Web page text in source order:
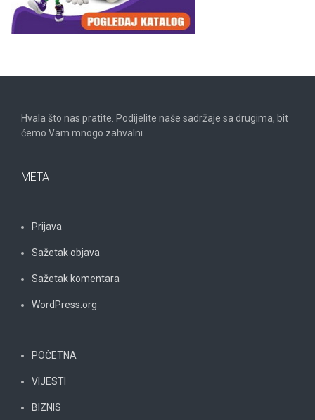
Hvala što nas pratite. Podijelite naše sadržaje sa drugima, bit
ćemo Vam mnogo zahvalni.
META
Prijava
Sažetak objava
Sažetak komentara
WordPress.org
POČETNA
VIJESTI
BIZNIS